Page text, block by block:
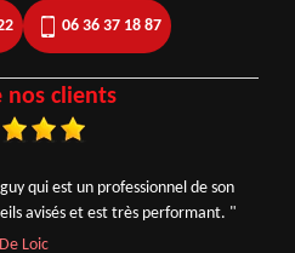
06 36 37 18 87
nos clients
qui est un professionnel de son
avisés et est très performant. "
De Loic